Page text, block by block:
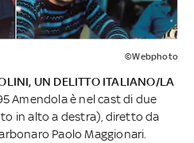
©Webphoto
UN DELITTO ITALIANO/LA
Amendola è nel cast di due
in alto a destra), diretto da
Paolo Maggionari.